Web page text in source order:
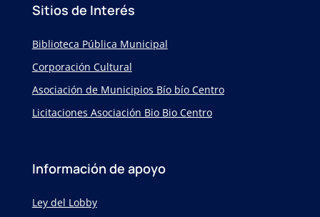
Sitios de Interés
Biblioteca Pública Municipal
Corporación Cultural
Asociación de Municipios Bío bío Centro
Licitaciones Asociación Bio Bio Centro
Información de apoyo
Ley del Lobby